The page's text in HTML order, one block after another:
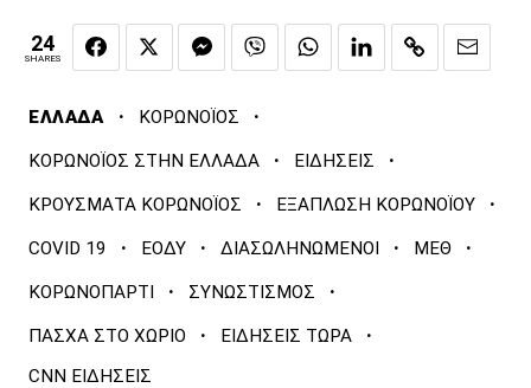
24
SHARES
ΕΛΛΑΔΑ · ΚΟΡΩΝΟΪΟΣ ·
ΚΟΡΩΝΟΪΟΣ ΣΤΗΝ ΕΛΛΑΔΑ · ΕΙΔΗΣΕΙΣ ·
ΚΡΟΥΣΜΑΤΑ ΚΟΡΩΝΟΪΟΣ · ΕΞΑΠΛΩΣΗ ΚΟΡΩΝΟΪΟΥ ·
COVID 19 · ΕΟΔΥ · ΔΙΑΣΩΛΗΝΩΜΕΝΟΙ · ΜΕΘ ·
ΚΟΡΩΝΟΠΑΡΤΙ · ΣΥΝΩΣΤΙΣΜΟΣ ·
ΠΑΣΧΑ ΣΤΟ ΧΩΡΙΟ · ΕΙΔΗΣΕΙΣ ΤΩΡΑ ·
CNN ΕΙΔΗΣΕΙΣ